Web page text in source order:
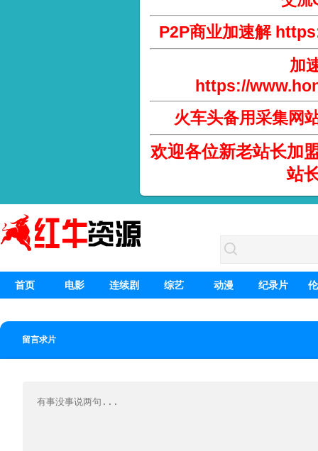
P2P商业加速解
加
https://
火车头备用采集网
欢迎各位新老站长加
站
首页 电影 连续剧 综艺 动漫 纪录片
留言求片